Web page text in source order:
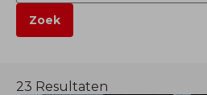
Zoek
23 Resultaten